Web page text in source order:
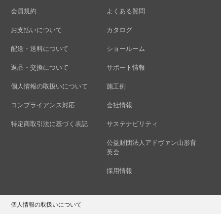
会員規約
お支払いについて
配送・送料について
返品・交換について
個人情報の取扱いについて
コンプライアンス対応
特定商取引法に基づく表記
よくある質問
カタログ
ショールーム
サポート情報
施工例
会社情報
サステナビリティ
公益財団法人アドヴァン山形育
英会
採用情報
個人情報の取扱いについて